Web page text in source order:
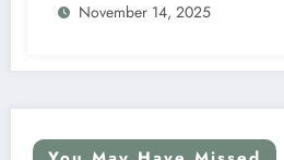
November 14, 2025